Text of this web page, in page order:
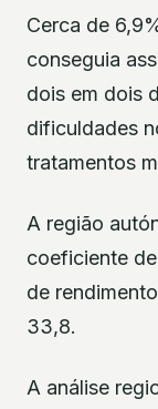
Cerca de
conseguia
dois em dois
dificuldades
tratamentos
A região
coeficiente
de
33,8.
A análise